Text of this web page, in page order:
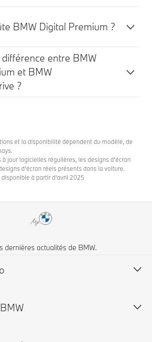
BMW Digital Premium ?
entre BMW
et BMW
?
et la disponibilité dépendent du modèle, de
à jour logicielles régulières, les designs d’écran
d’écran réels présents dans la voiture.
à partir d'avril 2025
dernières actualités de BMW.